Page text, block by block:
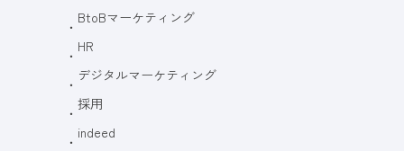
BtoBマーケティング
HR
デジタルマーケティング
採用
indeed